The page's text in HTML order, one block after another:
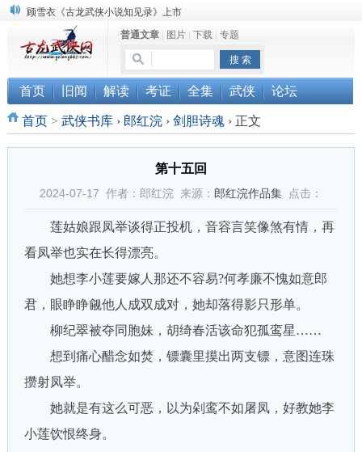
顾雪衣《古龙武侠小说知见录》上市
“武侠书库”查缺补漏活动圆满结束
《古龙小说原貌探究》修订版已上市
普通文章| 图片| 下载| 专题
首页 旧闻 解读 考证 全集 武侠 论坛
首页> 武侠书库 › 郎红浣 › 剑胆诗魂 ›正文
第十五回
2024-07-17 作者：郎红浣 来源： 郎红浣作品集点击：
莲姑娘跟凤举谈得正投机，音容言笑像煞有情，再
看凤举也实在长得漂亮。
她想李小莲要嫁人那还不容易?何孝廉不愧如意郎
君，眼睁睁觎他人成双成对，她却落得影只形单。
柳纪翠被夺同胞妹，胡绮春活该命犯孤鸾星……
想到痛心醋念如焚，镖囊里摸出两支镖，意图连珠
攒射凤举。
她就是有这么可恶，以为剁鸾不如屠凤，好教她李
小莲饮恨终身。